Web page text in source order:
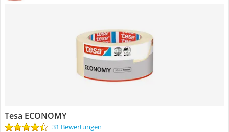
Tesa ECONOMY
31 Bewertungen